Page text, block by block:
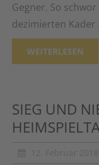
Gegner. So
dezimierten Kader
WEITERLESEN
SIEG UND